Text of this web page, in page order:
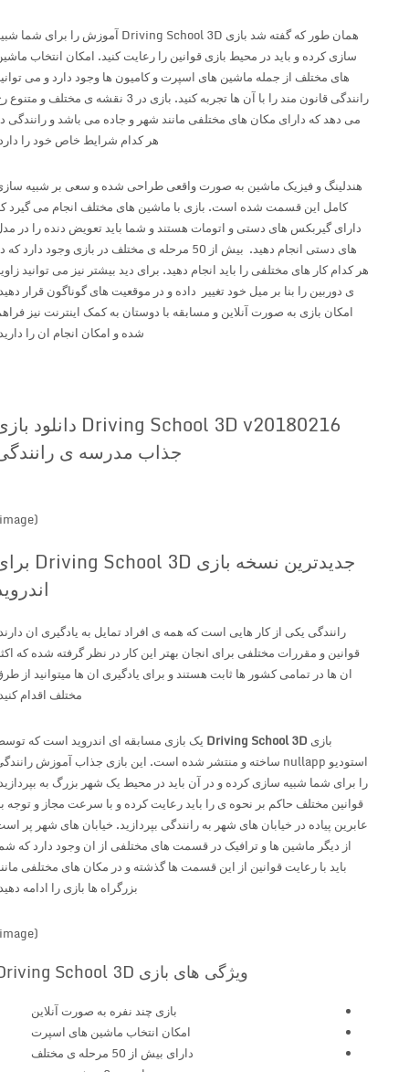
همان طور که گفته شد بازی Driving School 3D آموزش را برای شما شبیه
سازی کرده و باید در محیط بازی قوانین را رعایت کنید. امکان انتخاب ماشین
های مختلف از جمله ماشین های اسپرت و کامیون ها وجود دارد و می توانید
رانندگی قانون مند را با آن ها تجربه کنید. بازی در 3 نقشه ی مختلف و متنوع رخ
می دهد که دارای مکان های مختلفی مانند شهر و جاده می باشد و رانندگی در
هر کدام شرایط خاص خود را دارد.
هندلینگ و فیزیک ماشین به صورت واقعی طراحی شده و سعی بر شبیه سازی
کامل این قسمت شده است. بازی با ماشین های مختلف انجام می گیرد که
دارای گیربکس های دستی و اتومات هستند و شما باید تعویض دنده را در مدل
های دستی انجام دهید. بیش از 50 مرحله ی مختلف در بازی وجود دارد که در
هر کدام کار های مختلفی را باید انجام دهید. برای دید بیشتر نیز می توانید زاویه
ی دوربین را بنا بر میل خود تغییر داده و در موقعیت های گوناگون قرار دهید.
امکان بازی به صورت آنلاین و مسابقه با دوستان به کمک اینترنت نیز فراهم
شده و امکان انجام ان را دارید.
Driving School 3D v20180216 دانلود بازی
جذاب مدرسه ی رانندگی
جدیدترین نسخه بازی Driving School 3D برای
اندروید
رانندگی یکی از کار هایی است که همه ی افراد تمایل به یادگیری ان دارند.
قوانین و مقررات مختلفی برای انجان بهتر این کار در نظر گرفته شده که اکثر
ان ها در تمامی کشور ها ثابت هستند و برای یادگیری ان ها میتوانید از طرق
مختلف اقدام کنید.
Driving School 3Dیک بازی مسابقه ای اندروید است که توسط
استودیو nullapp ساخته و منتشر شده است. این بازی جذاب آموزش رانندگی
را برای شما شبیه سازی کرده و در آن باید در محیط یک شهر بزرگ به بپردازید.
قوانین مختلف حاکم بر نحوه ی را باید رعایت کرده و با سرعت مجاز و توجه به
عابرین پیاده در خیابان های شهر به رانندگی بپردازید. خیابان های شهر پر است
از دیگر ماشین ها و ترافیک در قسمت های مختلفی از ان وجود دارد که شما
باید با رعایت قوانین از این قسمت ها گذشته و در مکان های مختلفی مانند
بزرگراه ها بازی را ادامه دهید.
ویژگی های بازی Driving School 3D
بازی چند نفره به صورت آنلاین
امکان انتخاب ماشین های اسپرت
دارای بیش از 50 مرحله ی مختلف